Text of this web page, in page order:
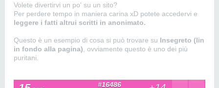
Volete divertirvi un po' su un sito?
Per perdere tempo in maniera carina xD potete accedervi e
leggere i fatti altrui scritti in anonimato.
Questo è un esempio di cosa si può trovare su Insegreto (lin
in fondo alla pagina) , ovviamente questo è uno dei più
puritani.
#16486